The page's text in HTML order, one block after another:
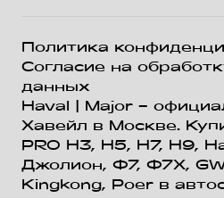
Политика
Согласие на
данных
Haval
| Major –
Хавейл в Москве.
PRO H3, Н5, H7, Н9,
Джолион, Ф7, Ф7Х,
Kingkong, Poer в